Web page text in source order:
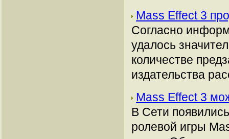
Mass Effect 3
Согласно
удалось
количестве
издательства
Mass Effect 3
В Сети
ролевой игры